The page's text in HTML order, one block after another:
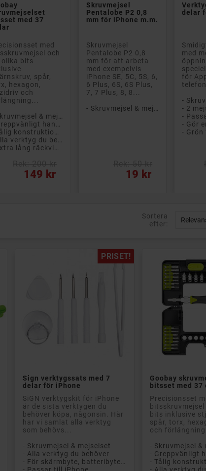
med 37
med
och
olika bits
spår,
hexagon,
och
149 kr
Skruvmejsel
Pentalobe P2 0,8
mm för iPhone m.m.
Skruvmejsel
Pentalobe P2 0,8
mm för att arbeta
med exempelvis
iPhone SE, 5C, 5S, 6,
6 Plus, 6S, 6S Plus,
7, 7 Plus, 8, 8...
19 kr
delar
med
för
-
- Grön
Sortera
efter:
PRISET!
Sign verktygssats med 7
delar för iPhone
SiGN verktygskit för iPhone
är de sista verktygen du
behöver köpa, någonsin. Här
har vi samlat alla verktyg
som behövs...
- Skruvmejsel & mejselset
- Alla verktyg du behöver
- Passar till iPhone
Goobay
bitsset med 37
Precisionsset
bits inklusive
spår, torx,
och
- Skruvmejsel &
- Greppvänligt
- Alla verktyg